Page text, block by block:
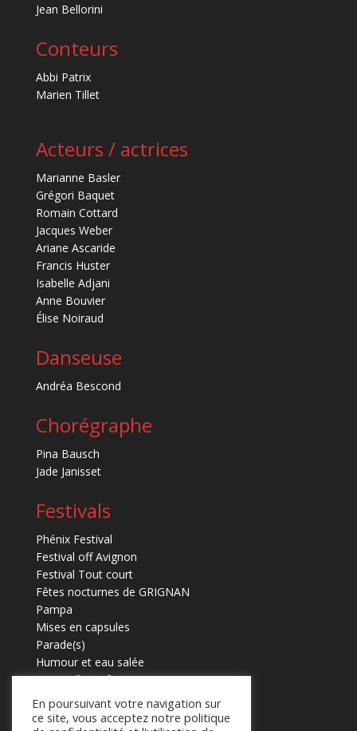
Jean Bellorini
Conteurs
Abbi Patrix
Marien Tillet
Acteurs / actrices
Marianne Basler
Grégori Baquet
Romain Cottard
Jacques Weber
Ariane Ascaride
Francis Huster
Isabelle Adjani
Anne Bouvier
Élise Noiraud
Danseuse
Andréa Bescond
Chorégraphe
Pina Bausch
Jade Janisset
Festivals
Phénix Festival
Festival off Avignon
Festival Tout court
Fêtes nocturnes de GRIGNAN
Pampa
Mises en capsules
Parade(s)
Humour et eau salée
Marmaille en fugues
En poursuivant votre navigation sur
ce site, vous acceptez notre politique